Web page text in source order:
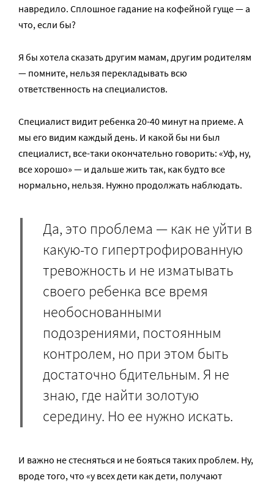
навредило. Сплошное гадание на кофейной гуще — а
что, если бы?
Я бы хотела сказать другим мамам, другим родителям
— помните, нельзя перекладывать всю
ответственность на специалистов.
Специалист видит ребенка 20-40 минут на приеме. А
мы его видим каждый день. И какой бы ни был
специалист, все-таки окончательно говорить: «Уф, ну,
все хорошо» — и дальше жить так, как будто все
нормально, нельзя. Нужно продолжать наблюдать.
Да, это проблема — как не уйти в
какую-то гипертрофированную
тревожность и не изматывать
своего ребенка все время
необоснованными
подозрениями, постоянным
контролем, но при этом быть
достаточно бдительным. Я не
знаю, где найти золотую
середину. Но ее нужно искать.
И важно не стесняться и не бояться таких проблем. Ну,
вроде того, что «у всех дети как дети, получают